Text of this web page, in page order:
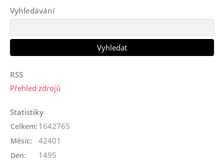
Vyhledávání
RSS
Přehled zdrojů
Statistiky
Celkem: 1642765
Měsíc: 42401
Den: 1495